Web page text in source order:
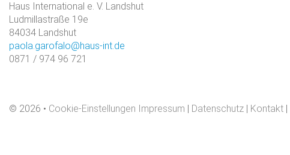
Haus International e. V. Landshut
Ludmillastraße 19e
84034 Landshut
paola.garofalo@haus-int.de
0871 / 974 96 721
© 2026 Cookie-Einstellungen Impressum | Datenschutz | Kontakt |